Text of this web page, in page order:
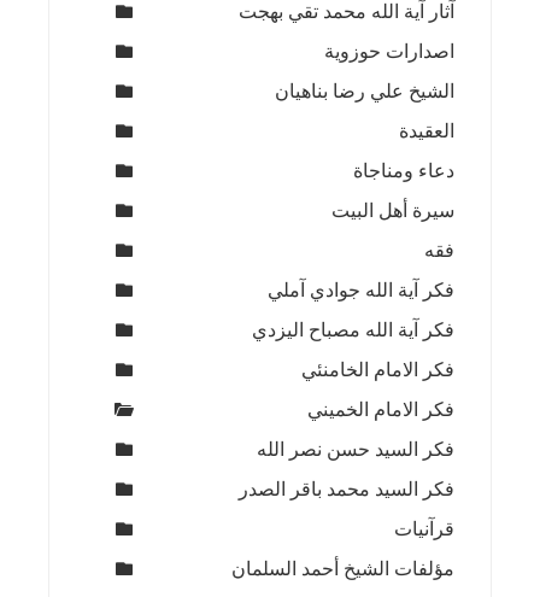
آثار آية الله محمد تقي بهجت
اصدارات حوزوية
الشيخ علي رضا بناهيان
العقيدة
دعاء ومناجاة
سيرة أهل البيت
فقه
فكر آية الله جوادي آملي
فكر آية الله مصباح اليزدي
فكر الامام الخامنئي
فكر الامام الخميني
فكر السيد حسن نصر الله
فكر السيد محمد باقر الصدر
قرآنيات
مؤلفات الشيخ أحمد السلمان